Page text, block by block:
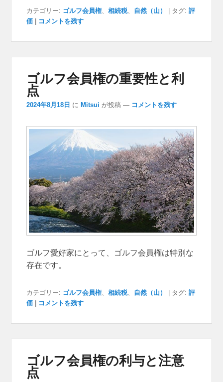
カテゴリー: ゴルフ会員権、相続税、 自然（山） | タグ: 評
価 | コメントを残す
ゴルフ会員権の重要性と利
点
2024年8月18日 に Mitsui が投稿 — コメントを残す
ゴルフ愛好家にとって、ゴルフ会員権は特別な
存在です。
カテゴリー: ゴルフ会員権、相続税、 自然（山） タグ: 評
価
コメントを残す
ゴルフ会員権の利与と注意
点